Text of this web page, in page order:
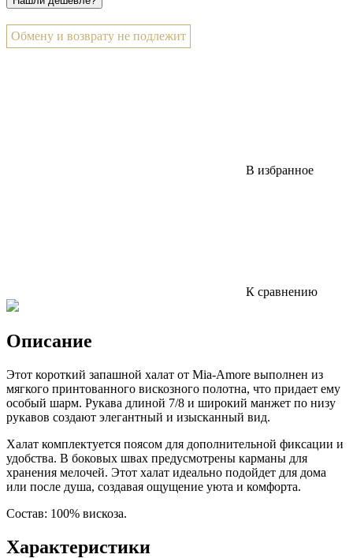
Обмену и возврату не подлежит
В избранное
К сравнению
Описание
Этот короткий запашной халат от Mia-Amore выполнен из
мягкого принтованного вискозного полотна, что придает ему
особый шарм. Рукава длиной 7/8 и широкий манжет по низу
рукавов создают элегантный и изысканный вид.
Халат комплектуется поясом для дополнительной фиксации и
удобства. В боковых швах предусмотрены карманы для
хранения мелочей. Этот халат идеально подойдет для дома
или после душа, создавая ощущение уюта и комфорта.
Состав: 100% вискоза.
Характеристики